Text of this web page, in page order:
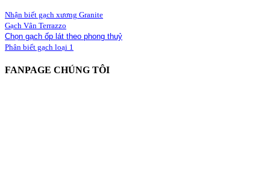
Nhận biết gạch xương Granite
Gạch Vân Terrazzo
Chọn gạch ốp lát theo phong thuỷ
Phân biết gạch loại 1
FANPAGE CHÚNG TÔI